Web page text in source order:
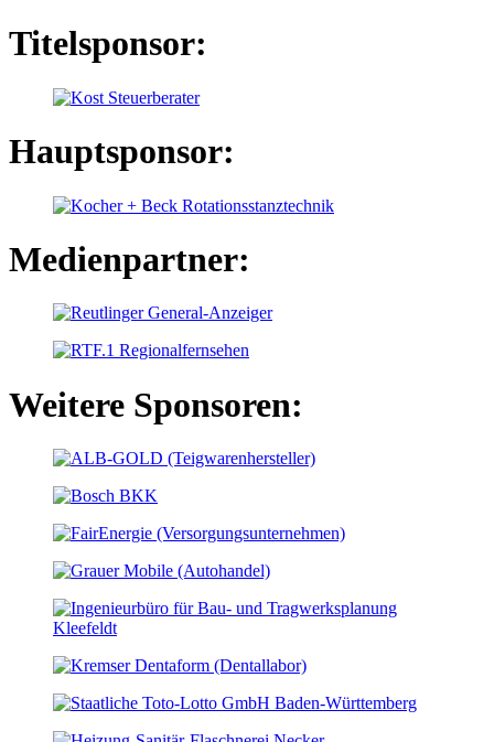
Titelsponsor:
Hauptsponsor:
Medienpartner:
Weitere Sponsoren: